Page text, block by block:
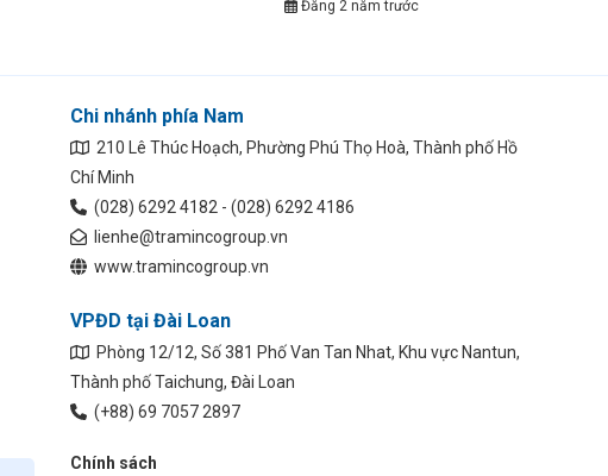
Đăng 2 năm trước
Chi nhánh phía Nam
210 Lê Thúc Hoạch, Phường Phú Thọ Hoà, Thành phố Hồ
Chí Minh
(028) 6292 4182 - (028) 6292 4186
lienhe@tramincogroup.vn
www.tramincogroup.vn
VPĐD tại Đài Loan
Phòng 12/12, Số 381 Phố Van Tan Nhat, Khu vực Nantun,
Thành phố Taichung, Đài Loan
(+88) 69 7057 2897
Chính sách